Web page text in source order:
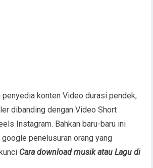
konten Video durasi pendek,
dibanding dengan Video Short
Instagram. Bahkan baru-baru ini
penelusuran orang yang
Cara download musik atau Lagu di